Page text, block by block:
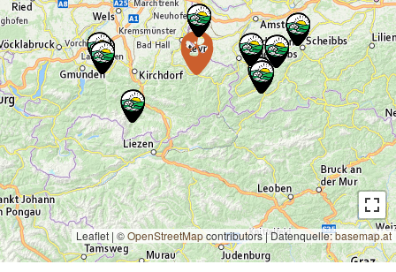
Leaflet | ©OpenStreetMapcontributors|Datenquelle:basemap.at